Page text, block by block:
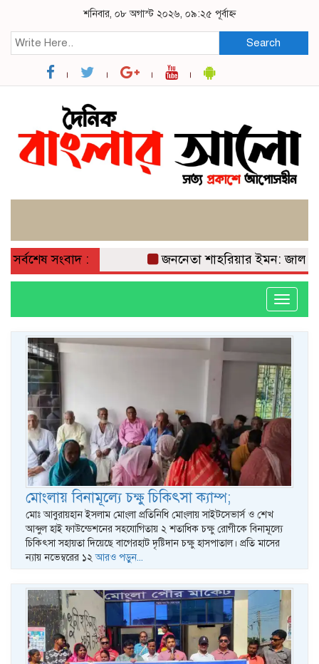
শনিবার, ০৮ অগাস্ট ২০২৬, ০৯:২৫ পূর্বাহ্ন
Search
সর্বশেষ সংবাদ : জননেতা শাহরিয়ার ইমন:
Toggle
মোংলায় বিনামূল্যে চক্ষু চিকিৎসা ক্যাম্প;
মোঃ আবুরায়হান ইসলাম মোংলা প্রতিনিধি মোংলায় সাইটসেভার্স ও শেখ
আব্দুল হাই ফাউন্ডেশনের সহযোগিতায় ২ শতাধিক চক্ষু রোগীকে বিনামূল্যে
চিকিৎসা সহায়তা দিয়েছে বাগেরহাট দৃষ্টিদান চক্ষু হাসপাতাল। প্রতি মাসের
ন্যায় নভেম্বরের ১২আরও পড়ুন...